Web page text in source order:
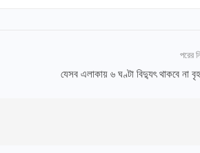
পরের
যেসব এলাকায় ৬ ঘণ্টা বিদ্যুৎ থাকবে না